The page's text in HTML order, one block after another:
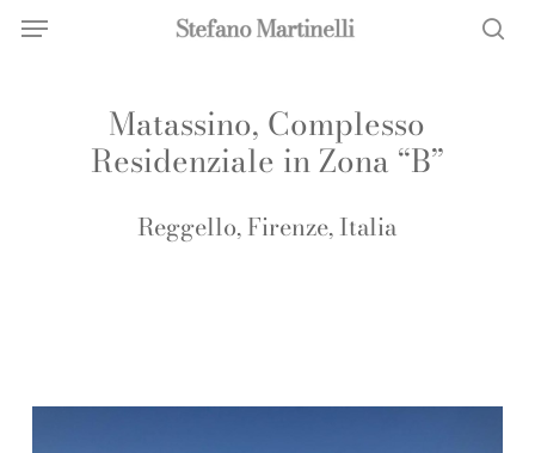
SkipMenu
Matassino, Complesso
Residenziale in Zona “B”
Reggello, Firenze, Italia
Menu